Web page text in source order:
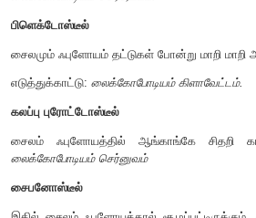
ஸ்டீல்கள் இரு வகைப்படும். (1)
இதில் சைலம்ஃபுளோயத்தால்
(Actinostele
புரோட்டோஸ்டீலின்
வகைகள் ஆகும்.